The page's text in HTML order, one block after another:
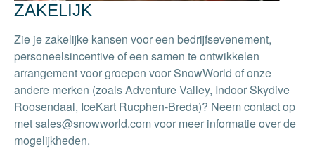
ZAKELIJK
Zie je zakelijke kansen voor een bedrijfsevenement,
personeelsincentive of een samen te ontwikkelen
arrangement voor groepen voor SnowWorld of onze
andere merken (zoals Adventure Valley, Indoor Skydive
Roosendaal, IceKart Rucphen-Breda)? Neem contact op
met sales@snowworld.com voor meer informatie over de
mogelijkheden.